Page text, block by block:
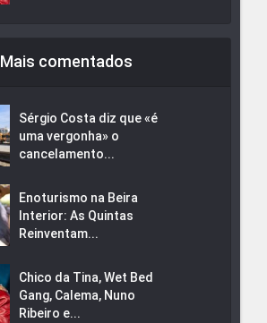
Mais comentados
Sérgio Costa diz que «é
uma vergonha» o
cancelamento...
Enoturismo na Beira
Interior: As Quintas
Reinventam...
Chico da Tina, Wet Bed
Gang, Calema, Nuno
Ribeiro e...